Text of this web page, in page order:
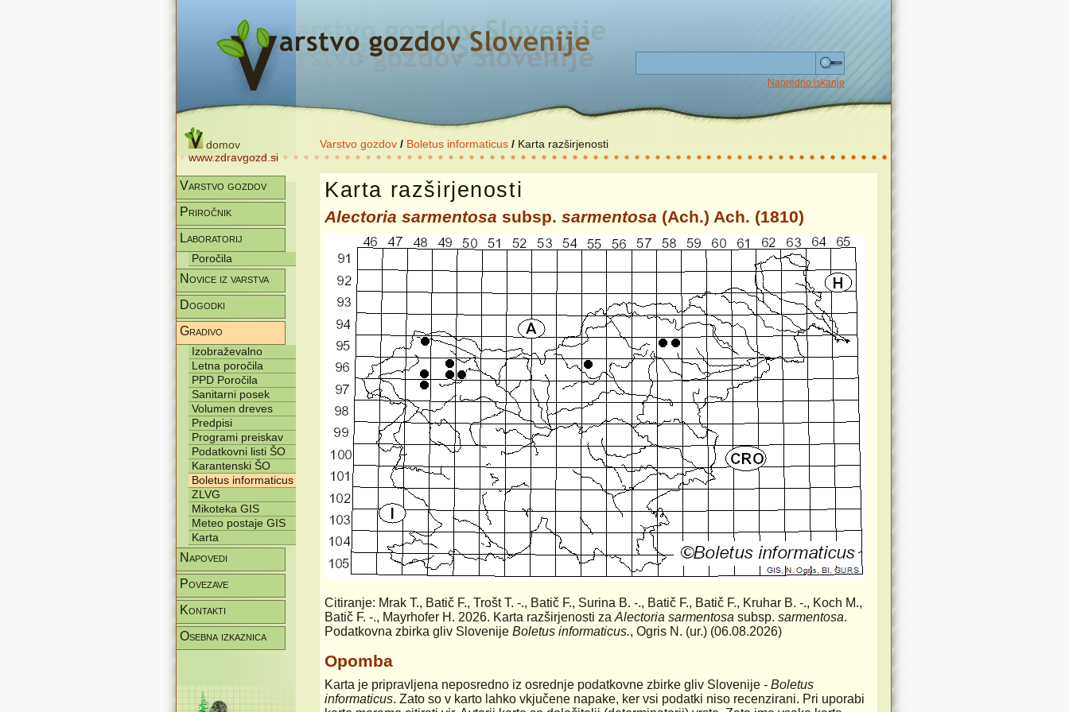
Napredno iskanje
domov
www.zdravgozd.si
Varstvo gozdov / Boletus informaticus / Karta razširjenosti
Varstvo gozdov
Priročnik
Laboratorij
Poročila
Novice iz varstva
Dogodki
Gradivo
Izobraževalno
Letna poročila
PPD Poročila
Sanitarni posek
Volumen dreves
Predpisi
Programi preiskav
Podatkovni listi ŠO
Karantenski ŠO
Boletus informaticus
ZLVG
Mikoteka GIS
Meteo postaje GIS
Karta
Napovedi
Povezave
Kontakti
Osebna izkaznica
Karta razširjenosti
Alectoria sarmentosa subsp. sarmentosa (Ach.) Ach. (1810)
Citiranje: Mrak T., Batič F., Trošt T. -., Batič F., Surina B. -., Batič F., Batič F., Kruhar B. -., Koch M.,
Batič F. -., Mayrhofer H. 2026. Karta razširjenosti za Alectoria sarmentosa subsp. sarmentosa.
Podatkovna zbirka gliv Slovenije Boletus informaticus., Ogris N. (ur.) (06.08.2026)
Opomba
Karta je pripravljena neposredno iz osrednje podatkovne zbirke gliv Slovenije - Boletus
informaticus. Zato so v karto lahko vkjučene napake, ker vsi podatki niso recenzirani. Pri uporabi